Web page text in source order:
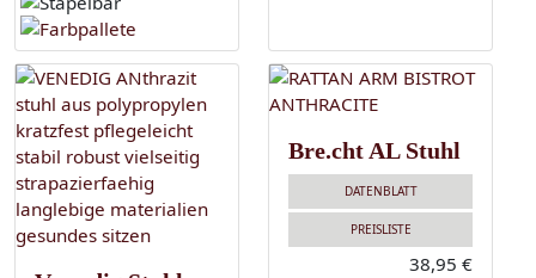
Bre.cht AL Stuhl
DATENBLATT
PREISLISTE
38,95 €